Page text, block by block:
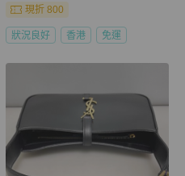
現折 800
狀況良好 香港 免運